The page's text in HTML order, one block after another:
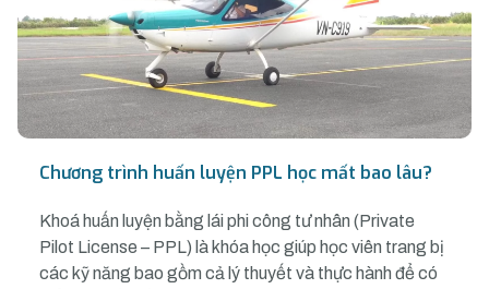
Chương trình huấn luyện PPL học mất bao lâu?
Khoá huấn luyện bằng lái phi công tư nhân (Private
Pilot License – PPL) là khóa học giúp học viên trang bị
các kỹ năng bao gồm cả lý thuyết và thực hành để có